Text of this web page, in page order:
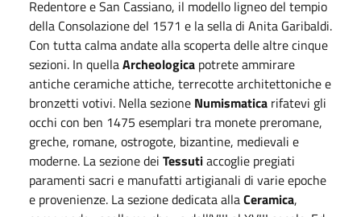
Redentore e San Cassiano, il modello ligneo del tempio
della Consolazione del 1571 e la sella di Anita Garibaldi.
Con tutta calma andate alla scoperta delle altre cinque
sezioni. In quellaArcheologica potrete ammirare
antiche ceramiche attiche, terrecotte architettoniche e
bronzetti votivi. Nella sezione Numismatica rifatevi gli
occhi con ben 1475 esemplari tra monete preromane,
greche, romane, ostrogote, bizantine, medievali e
moderne. La sezione dei Tessutiaccoglie pregiati
paramenti sacri e manufatti artigianali di varie epoche
e provenienze. La sezione dedicata allaCeramica,